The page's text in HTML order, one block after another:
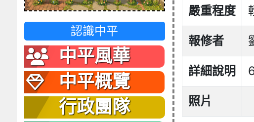
嚴重程度
報修者
詳細說明
照片
認識中平
中平風華
中平概覽
行政團隊